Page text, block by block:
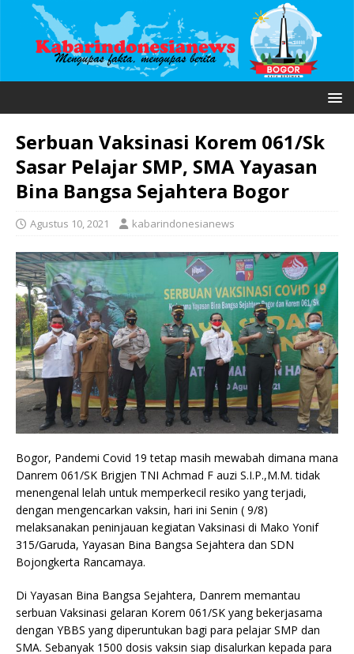
Serbuan Vaksinasi Korem 061/Sk
Sasar Pelajar SMP, SMA Yayasan
Bina Bangsa Sejahtera Bogor
Agustus 10, 2021 kabarindonesianews
Bogor, Pandemi Covid 19 tetap masih mewabah dimana mana
Danrem 061/SK Brigjen TNI Achmad F auzi S.I.P.,M.M. tidak
menengenal lelah untuk memperkecil resiko yang terjadi,
dengan mengencarkan vaksin, hari ini Senin ( 9/8)
melaksanakan peninjauan kegiatan Vaksinasi di Mako Yonif
315/Garuda, Yayasan Bina Bangsa Sejahtera dan SDN
Bojongkerta Rancamaya.
Di Yayasan Bina Bangsa Sejahtera, Danrem memantau
serbuan Vaksinasi gelaran Korem 061/SK yang bekerjasama
dengan YBBS yang diperuntukan bagi para pelajar SMP dan
SMA. Sebanyak 1500 dosis vaksin siap disalurkan kepada para